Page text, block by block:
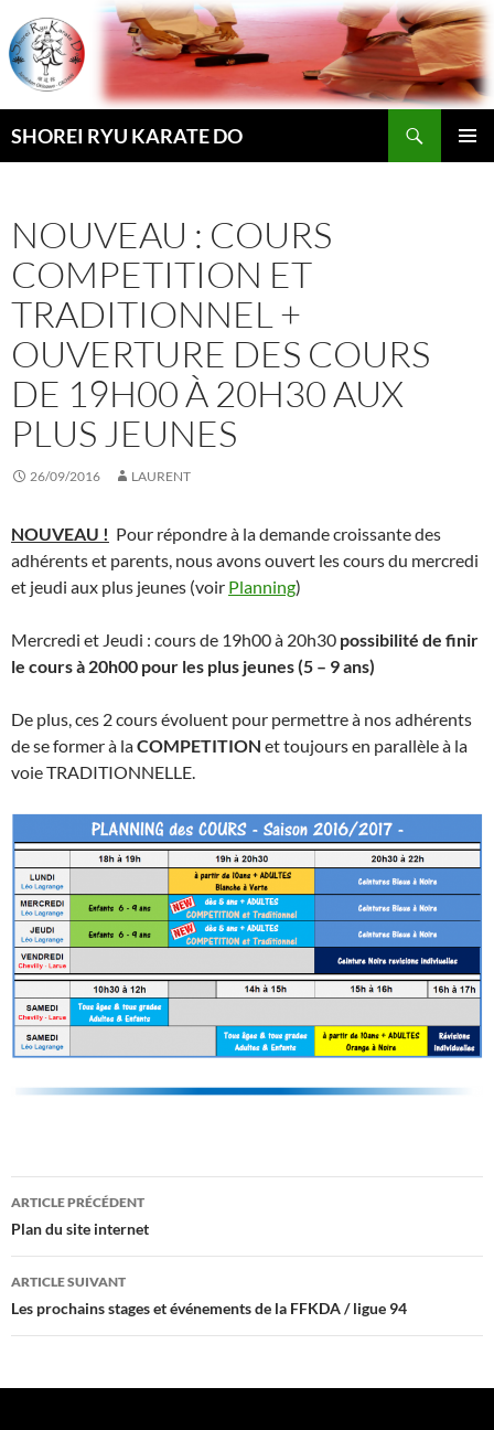
au
contenu
SHOREI RYU KARATE DO
NOUVEAU : COURS
COMPETITION ET
TRADITIONNEL +
OUVERTURE DES COURS
DE 19H00 À 20H30 AUX
PLUS JEUNES
26/09/2016 LAURENT
NOUVEAU ! Pour répondre à la demande croissante des
adhérents et parents, nous avons ouvert les cours du mercredi
et jeudi aux plus jeunes (voir Planning)
Mercredi et Jeudi : cours de 19h00 à 20h30 possibilité de finir
le cours à 20h00 pour les plus jeunes (5 – 9 ans)
De plus, ces 2 cours évoluent pour permettre à nos adhérents
de se former à laCOMPETITION et toujours en parallèle à la
voie TRADITIONNELLE.
Navigation
des
articles
ARTICLE PRÉCÉDENT
Plan du site internet
ARTICLE SUIVANT
Les prochains stages et événements de la FFKDA / ligue 94